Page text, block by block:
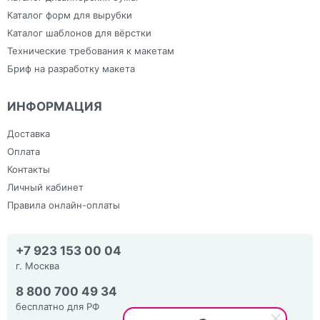
Каталог форм для вырубки
Каталог шаблонов для вёрстки
Технические требования к макетам
Бриф на разработку макета
ИНФОРМАЦИЯ
Доставка
Оплата
Контакты
Личный кабинет
Правила онлайн-оплаты
+7 923 153 00 04
г. Москва
8 800 700 49 34
бесплатно для РФ